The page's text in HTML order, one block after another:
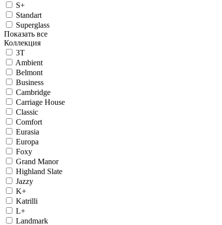
S+
Standart
Superglass
Показать все
Коллекция
3T
Ambient
Belmont
Business
Cambridge
Carriage House
Classic
Comfort
Eurasia
Europa
Foxy
Grand Manor
Highland Slate
Jazzy
K+
Katrilli
L+
Landmark